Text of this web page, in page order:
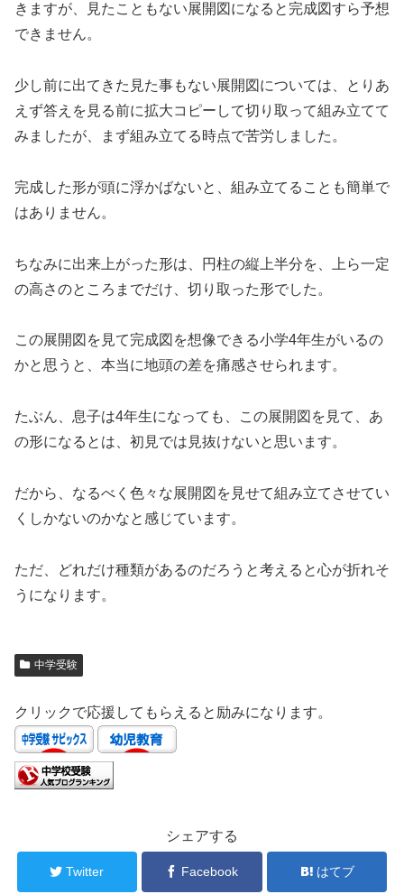
きますが、見たこともない展開図になると完成図すら予想
できません。
少し前に出てきた見た事もない展開図については、とりあ
えず答えを見る前に拡大コピーして切り取って組み立てて
みましたが、まず組み立てる時点で苦労しました。
完成した形が頭に浮かばないと、組み立てることも簡単で
はありません。
ちなみに出来上がった形は、円柱の縦上半分を、上ら一定
の高さのところまでだけ、切り取った形でした。
この展開図を見て完成図を想像できる小学4年生がいるの
かと思うと、本当に地頭の差を痛感させられます。
たぶん、息子は4年生になっても、この展開図を見て、あ
の形になるとは、初見では見抜けないと思います。
だから、なるべく色々な展開図を見せて組み立てさせてい
くしかないのかなと感じています。
ただ、どれだけ種類があるのだろうと考えると心が折れそ
うになります。
中学受験
クリックで応援してもらえると励みになります。
シェアする
Twitter Facebook はてブ